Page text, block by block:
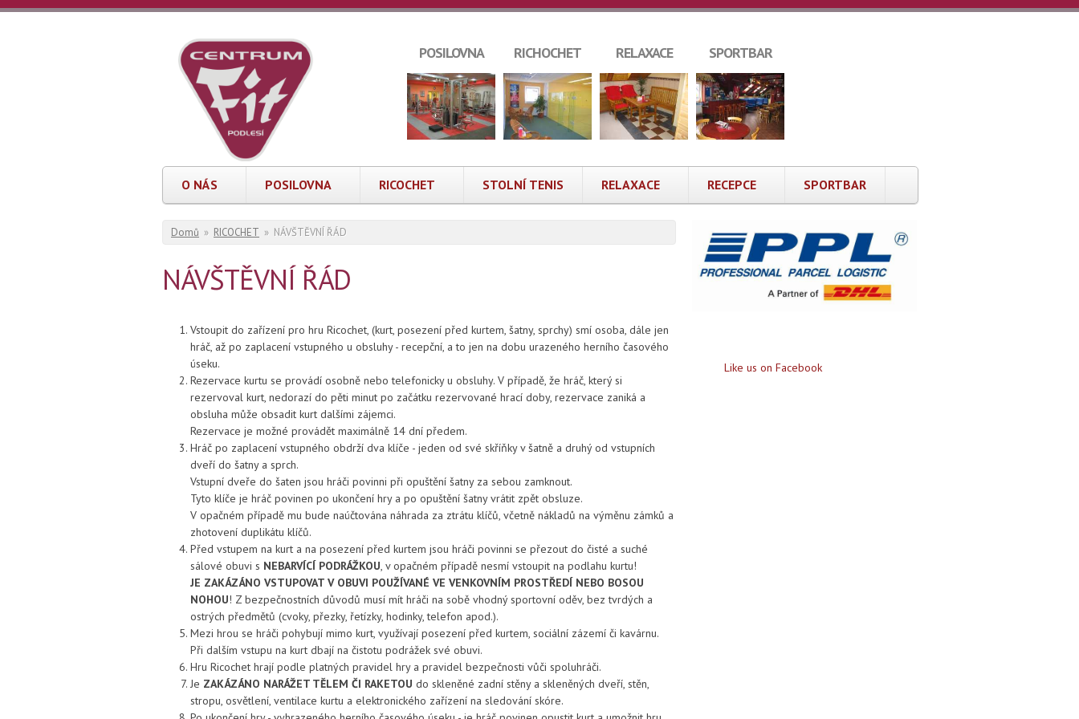
Přejít k hlavnímu obsahu
FIT
Podlesí
sportovní
relaxační
centrum,
sportbar
a
kavárna
POSILOVNA RICHOCHET RELAXACE SPORTBAR
O NÁS POSILOVNA RICOCHET STOLNÍ TENIS RELAXACE RECEPCE SPORTBAR
Jste zde
Domů » RICOCHET » NÁVŠTĚVNÍ ŘÁD
NÁVŠTĚVNÍ ŘÁD
Vstoupit do zařízení pro hru Ricochet, (kurt, posezení před kurtem, šatny, sprchy) smí osoba, dále jen
hráč, až po zaplacení vstupného u obsluhy - recepční, a to jen na dobu urazeného herního časového
úseku.
Rezervace kurtu se provádí osobně nebo telefonicky u obsluhy. V případě, že hráč, který si
rezervoval kurt, nedorazí do pěti minut po začátku rezervované hrací doby, rezervace zaniká a
obsluha může obsadit kurt dalšími zájemci.
Rezervace je možné provádět maximálně 14 dní předem.
Hráč po zaplacení vstupného obdrží dva klíče - jeden od své skříňky v šatně a druhý od vstupních
dveří do šatny a sprch.
Vstupní dveře do šaten jsou hráči povinni při opuštění šatny za sebou zamknout.
Tyto klíče je hráč povinen po ukončení hry a po opuštění šatny vrátit zpět obsluze.
V opačném případě mu bude naúčtována náhrada za ztrátu klíčů, včetně nákladů na výměnu zámků a
zhotovení duplikátu klíčů.
Před vstupem na kurt a na posezení před kurtem jsou hráči povinni se přezout do čisté a suché
sálové obuvi s NEBARVÍCÍ PODRÁŽKOU, v opačném případě nesmí vstoupit na podlahu kurtu!
JE ZAKÁZÁNO VSTUPOVAT V OBUVI POUŽÍVANÉ VE VENKOVNÍM PROSTŘEDÍ NEBO BOSOU
NOHOU! Z bezpečnostních důvodů musí mít hráči na sobě vhodný sportovní oděv, bez tvrdých a
ostrých předmětů (cvoky, přezky, řetízky, hodinky, telefon apod.).
Mezi hrou se hráči pohybují mimo kurt, využívají posezení před kurtem, sociální zázemí či kavárnu.
Při dalším vstupu na kurt dbají na čistotu podrážek své obuvi.
Hru Ricochet hrají podle platných pravidel hry a pravidel bezpečnosti vůči spoluhráči.
Je ZAKÁZÁNO NARÁŽET TĚLEM ČI RAKETOU do skleněné zadní stěny a skleněných dveří, stěn,
stropu, osvětlení, ventilace kurtu a elektronického zařízení na sledování skóre.
Like us on Facebook